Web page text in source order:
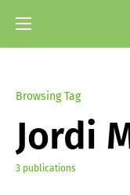
Browsing Tag
Jordi
3 publications